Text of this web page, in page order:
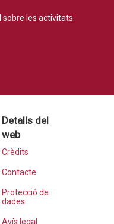
sobre les activitats
Detalls del
web
Crèdits
Contacte
Protecció de
dades
Avís legal